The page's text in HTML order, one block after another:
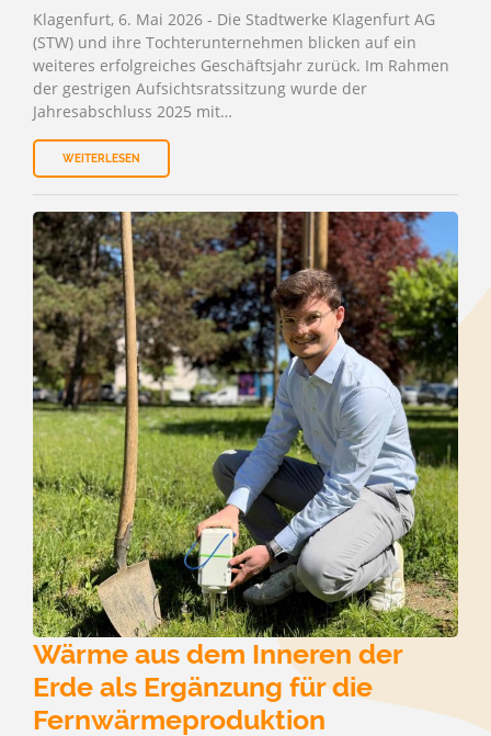
Klagenfurt, 6. Mai 2026 - Die Stadtwerke Klagenfurt AG
(STW) und ihre Tochterunternehmen blicken auf ein
weiteres erfolgreiches Geschäftsjahr zurück. Im Rahmen
der gestrigen Aufsichtsratssitzung wurde der
Jahresabschluss 2025 mit…
WEITERLESEN
Wärme aus dem Inneren der
Erde als Ergänzung für die
Fernwärmeproduktion